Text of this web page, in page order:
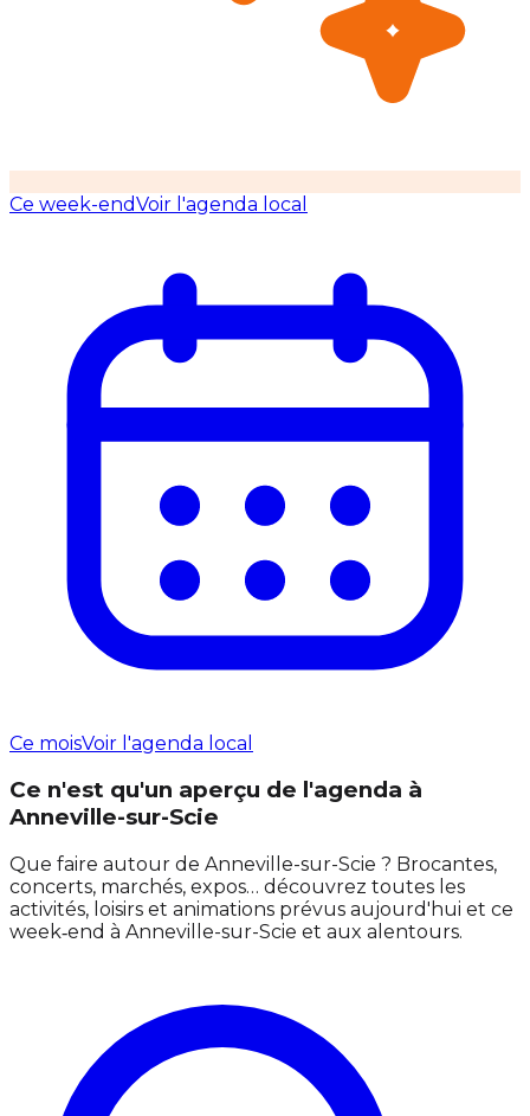
Ce week-endVoir l'agenda local
Ce moisVoir l'agenda local
Ce n'est qu'un aperçu de l'agenda à
Anneville-sur-Scie
Que faire autour de Anneville-sur-Scie ? Brocantes,
concerts, marchés, expos… découvrez toutes les
activités, loisirs et animations prévus aujourd'hui et ce
week‑end à Anneville-sur-Scie et aux alentours.